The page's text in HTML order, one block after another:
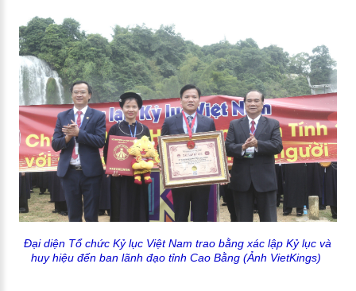
Đại diện Tổ chức Kỷ lục Việt Nam trao bằng xác lập Kỷ lục và
huy hiệu đến ban lãnh đạo tỉnh Cao Bằng (Ảnh VietKings)